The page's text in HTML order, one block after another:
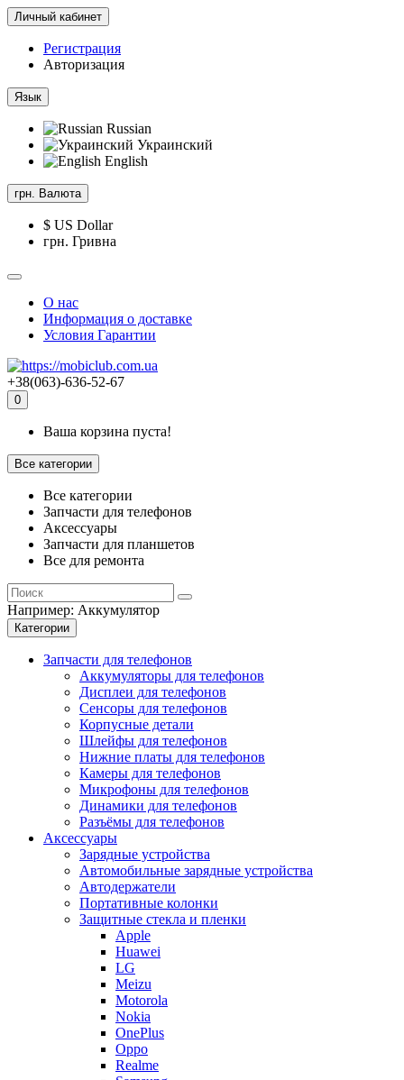
Личный кабинет
Регистрация
Авторизация
Язык
Russian
Украинский
English
грн. Валюта
$ US Dollar
грн. Гривна
О нас
Информация о доставке
Условия Гарантии
+38(063)-636-52-67
0
Ваша корзина пуста!
Все категории
Все категории
Запчасти для телефонов
Аксессуары
Запчасти для планшетов
Все для ремонта
Например: Аккумулятор
Категории
Запчасти для телефонов
Аккумуляторы для телефонов
Дисплеи для телефонов
Сенсоры для телефонов
Корпусные детали
Шлейфы для телефонов
Нижние платы для телефонов
Камеры для телефонов
Микрофоны для телефонов
Динамики для телефонов
Разъёмы для телефонов
Аксессуары
Зарядные устройства
Автомобильные зарядные устройства
Автодержатели
Портативные колонки
Защитные стекла и пленки
Apple
Huawei
LG
Meizu
Motorola
Nokia
OnePlus
Oppo
Realme